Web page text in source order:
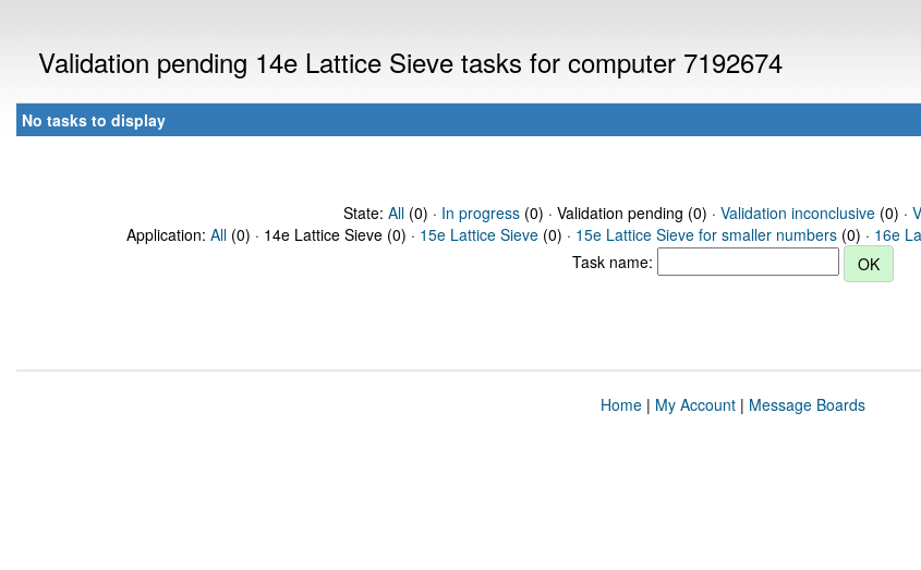
Validation pending 14e Lattice Sieve tasks for computer 7192674
No tasks to display
State: All(0) · In progress(0) · Validation pending (0) · Validation inconclusive(0) ·
Application: All (0) · 14e Lattice Sieve (0) · 15e Lattice Sieve (0) · 15e Lattice Sieve for smaller numbers (0) · 16e
Task name:
Home| My Account| Message Boards